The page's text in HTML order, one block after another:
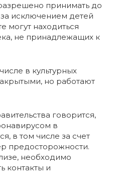
принимать до
исключением детей
могут находиться
не принадлежащих к
в культурных
но работают
говорится,
в
в том числе за счет
предосторожности.
необходимо
контакты и